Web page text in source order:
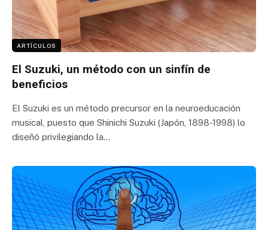
ARTÍCULOS
El Suzuki, un método con un sinfín de
beneficios
El Suzuki es un método precursor en la neuroeducación
musical, puesto que Shinichi Suzuki (Japón, 1898-1998) lo
diseñó privilegiando la…